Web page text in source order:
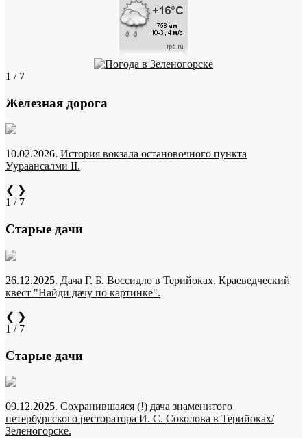
1 / 7
Железная дорога
10.02.2026. История вокзала остановочного пункта
Уураансалми II.
❮ ❯
1 / 7
Старые дачи
26.12.2025. Дача Г. Б. Воссидло в Терийоках. Краеведческий
квест "Найди дачу по картинке".
❮ ❯
1 / 7
Старые дачи
09.12.2025. Сохранившаяся (!) дача знаменитого
петербургского ресторатора И. С. Соколова в Терийоках/
Зеленогорске.